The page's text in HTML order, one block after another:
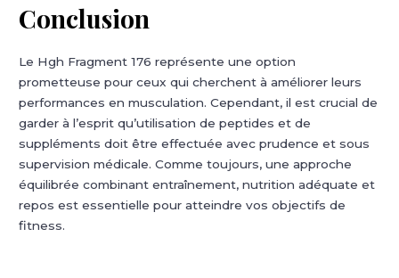
Conclusion
Le Hgh Fragment 176 représente une option
prometteuse pour ceux qui cherchent à améliorer leurs
performances en musculation. Cependant, il est crucial de
garder à l’esprit qu’utilisation de peptides et de
suppléments doit être effectuée avec prudence et sous
supervision médicale. Comme toujours, une approche
équilibrée combinant entraînement, nutrition adéquate et
repos est essentielle pour atteindre vos objectifs de
fitness.